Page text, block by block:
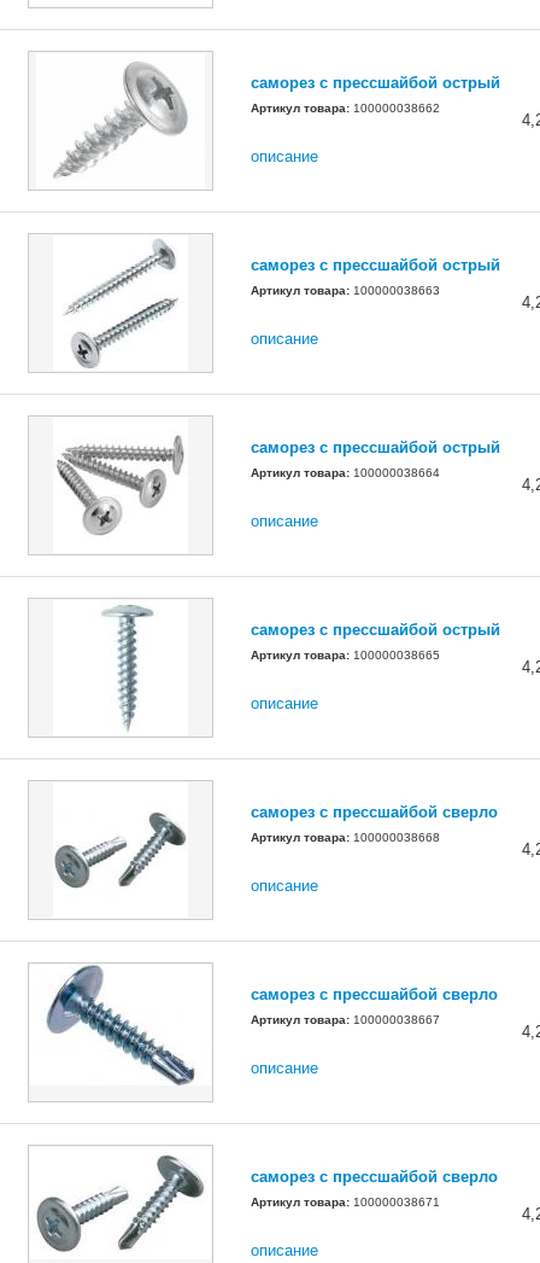
саморез с прессшайбой острый
Артикул товара: 100000038662
описание
саморез с прессшайбой острый
Артикул товара: 100000038663
описание
саморез с прессшайбой острый
Артикул товара: 100000038664
описание
саморез с прессшайбой острый
Артикул товара: 100000038665
описание
саморез с прессшайбой сверло
Артикул товара: 100000038668
описание
саморез с прессшайбой сверло
Артикул товара: 100000038667
описание
саморез с прессшайбой сверло
Артикул товара: 100000038671
описание